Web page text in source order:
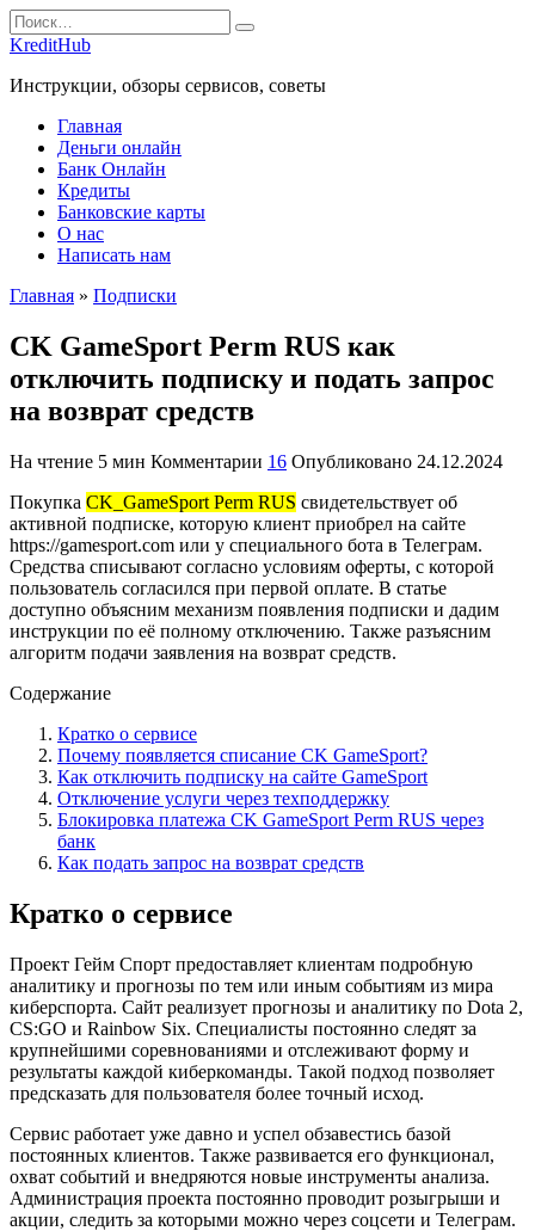
Перейти
к
Search
for:
KreditHub
Инструкции, обзоры сервисов, советы
Главная
Деньги онлайн
Банк Онлайн
Кредиты
Банковские карты
О нас
Написать нам
Главная » Подписки
CK GameSport Perm RUS как
отключить подписку и подать запрос
на возврат средств
На чтение 5 мин Комментарии 16 Опубликовано 24.12.2024
Покупка CK_GameSport Perm RUS свидетельствует об
активной подписке, которую клиент приобрел на сайте
https://gamesport.com или у специального бота в Телеграм.
Средства списывают согласно условиям оферты, с которой
пользователь согласился при первой оплате. В статье
доступно объясним механизм появления подписки и дадим
инструкции по её полному отключению. Также разъясним
алгоритм подачи заявления на возврат средств.
Содержание
Кратко о сервисе
Почему появляется списание CK GameSport?
Как отключить подписку на сайте GameSport
Отключение услуги через техподдержку
Блокировка платежа CK GameSport Perm RUS через
банк
Как подать запрос на возврат средств
Кратко о сервисе
Проект Гейм Спорт предоставляет клиентам подробную
аналитику и прогнозы по тем или иным событиям из мира
киберспорта. Сайт реализует прогнозы и аналитику по Dota 2,
CS:GO и Rainbow Six. Специалисты постоянно следят за
крупнейшими соревнованиями и отслеживают форму и
результаты каждой киберкоманды. Такой подход позволяет
предсказать для пользователя более точный исход.
Сервис работает уже давно и успел обзавестись базой
постоянных клиентов. Также развивается его функционал,
охват событий и внедряются новые инструменты анализа.
Администрация проекта постоянно проводит розыгрыши и
акции, следить за которыми можно через соцсети и Телеграм.